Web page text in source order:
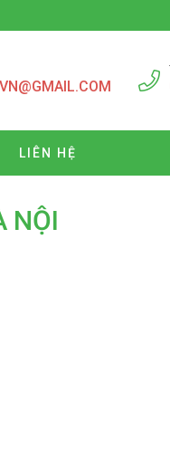
LIÊN HỆ
NỘI